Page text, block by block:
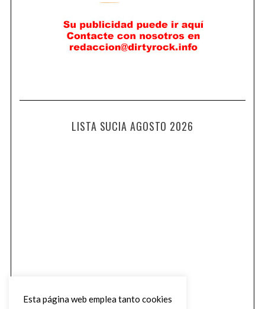
LISTA SUCIA AGOSTO 2026
Esta página web emplea tanto cookies